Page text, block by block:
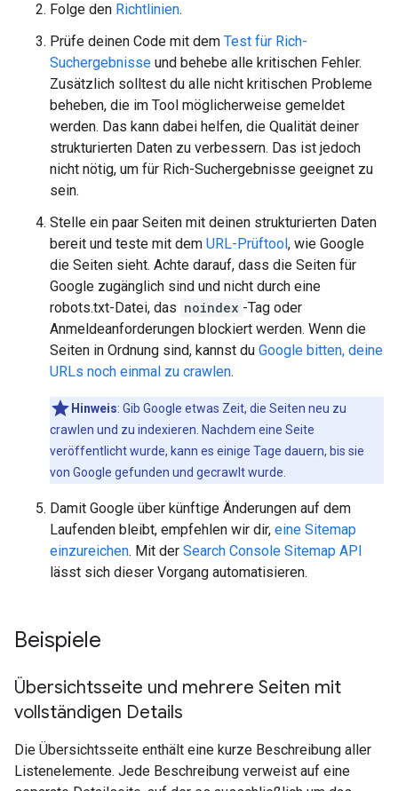
Folge den Richtlinien.
Prüfe deinen Code mit dem Test für Rich-
Suchergebnisse und behebe alle kritischen Fehler.
Zusätzlich solltest du alle nicht kritischen Probleme
beheben, die im Tool möglicherweise gemeldet
werden. Das kann dabei helfen, die Qualität deiner
strukturierten Daten zu verbessern. Das ist jedoch
nicht nötig, um für Rich-Suchergebnisse geeignet zu
sein.
Stelle ein paar Seiten mit deinen strukturierten Daten
bereit und teste mit dem URL-Prüftool, wie Google
die Seiten sieht. Achte darauf, dass die Seiten für
Google zugänglich sind und nicht durch eine
robots.txt-Datei, das noindex -Tag oder
Anmeldeanforderungen blockiert werden. Wenn die
Seiten in Ordnung sind, kannst du Google bitten, deine
URLs noch einmal zu crawlen.
Hinweis: Gib Google etwas Zeit, die Seiten neu zu
crawlen und zu indexieren. Nachdem eine Seite
veröffentlicht wurde, kann es einige Tage dauern, bis sie
von Google gefunden und gecrawlt wurde.
Damit Google über künftige Änderungen auf dem
Laufenden bleibt, empfehlen wir dir, eine Sitemap
einzureichen. Mit der Search Console Sitemap API
lässt sich dieser Vorgang automatisieren.
Beispiele
Übersichtsseite und mehrere Seiten mit
vollständigen Details
Die Übersichtsseite enthält eine kurze Beschreibung aller
Listenelemente. Jede Beschreibung verweist auf eine